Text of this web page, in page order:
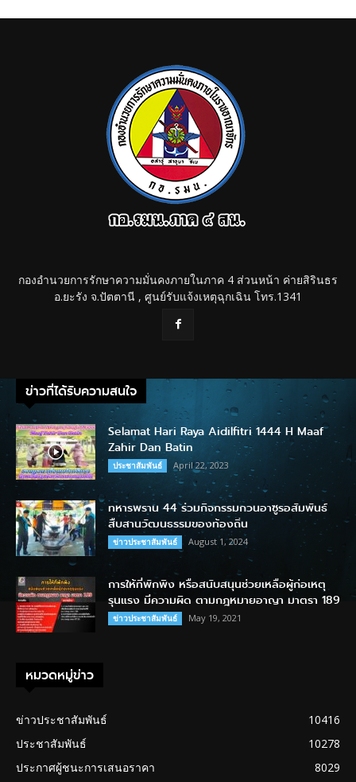
กองอำนวยการรักษาความมั่นคงภายในภาค 4 ส่วนหน้า ค่ายสิรินธร
อ.ยะรัง จ.ปัตตานี , ศูนย์รับแจ้งเหตุฉุกเฉิน โทร.1341
ข่าวที่ได้รับความสนใจ
Selamat Hari Raya Aidilfitri 1444 H Maaf
Zahir Dan Batin
ประชาสัมพันธ์ April 22, 2023
ทหารพราน 44 ร่วมกิจกรรมกวนอาซูรอสัมพันธ์
สืบสานวัฒนธรรมของท้องถิ่น
ข่าวประชาสัมพันธ์ August 1, 2024
การให้ที่พักพิง หรือสนับสนุนช่วยเหลือผู้ก่อเหตุ
รุนแรง มีความผิด ตามกฎหมายอาญา มาตรา 189
ข่าวประชาสัมพันธ์ May 19, 2021
หมวดหมู่ข่าว
ข่าวประชาสัมพันธ์
10416
ประชาสัมพันธ์
10278
ประกาศผู้ชนะการเสนอราคา
8029